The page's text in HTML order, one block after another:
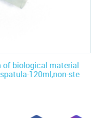
of biological material
120ml,non-ste